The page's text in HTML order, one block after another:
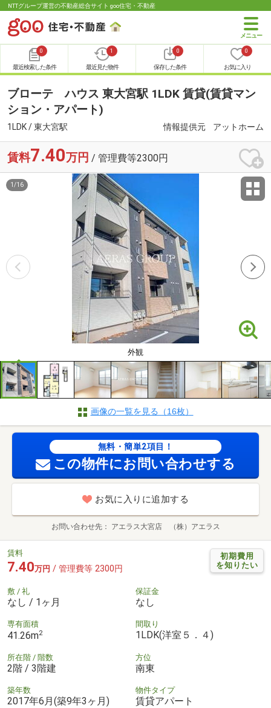
NTTグループ運営の不動産総合サイト goo住宅・不動産
0
最近検索した条件
1
最近見た物件
0
保存した条件
0
お気に入り
ブローテ ハウス 東大宮駅 1LDK 賃貸(賃貸マン
ション・アパート)
1LDK / 東大宮駅 情報提供元 アットホーム
賃料7.40万円 / 管理費等2300円
外観
1 /16
画像の一覧を見る（16枚）
無料・簡単2項目！
この物件にお問い合わせする
お気に入りに追加する
お問い合わせ先 アエラス大宮店 （株）アエラス
初期費用
を知りたい
賃料
7.40万円 / 管理費等 2300円
敷 / 礼
なし / 1ヶ月
保証金
なし
専有面積
41.26m2
間取り
1LDK(洋室５．４)
所在階 / 階数
2階 / 3階建
方位
南東
築年数
2017年6月(築9年3ヶ月)
物件タイプ
賃貸アパート